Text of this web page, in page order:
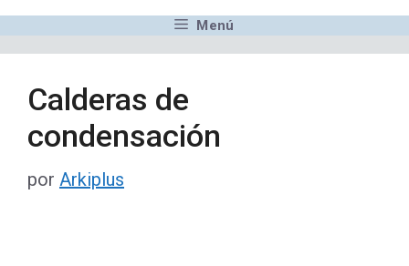
Menú
Calderas de
condensación
por Arkiplus